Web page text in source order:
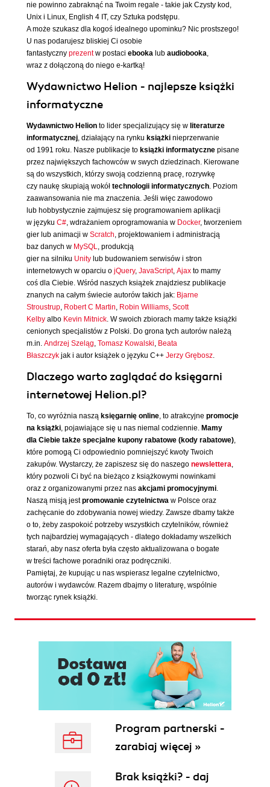
nie powinno zabraknąć na Twoim regale - takie jak Czysty kod,
Unix i Linux, English 4 IT, czy Sztuka podstępu.
A może szukasz dla kogoś idealnego upominku? Nic prostszego!
U nas podarujesz bliskiej Ci osobie
fantastyczny prezentw postaci ebooka lub audiobooka,
wraz z dołączoną do niego e-kartką!
Wydawnictwo Helion - najlepsze książki
informatyczne
Wydawnictwo Helion to lider specjalizujący się w literaturze
informatycznej, działający na rynku książki nieprzerwanie
od 1991 roku. Nasze publikacje to książki informatyczne pisane
przez największych fachowców w swych dziedzinach. Kierowane
są do wszystkich, którzy swoją codzienną pracę, rozrywkę
czy naukę skupiają wokół technologii informatycznych. Poziom
zaawansowania nie ma znaczenia. Jeśli więc zawodowo
lub hobbystycznie zajmujesz się programowaniem aplikacji
w języku C#, wdrażaniem oprogramowania w Docker, tworzeniem
gier lub animacji w Scratch, projektowaniem i administracją
baz danych w MySQL, produkcją
gier na silniku Unity lub budowaniem serwisów i stron
internetowych w oparciu o jQuery, JavaScript, Ajax to mamy
coś dla Ciebie. Wśród naszych książek znajdziesz publikacje
znanych na całym świecie autorów takich jak: Bjarne
Stroustrup, Robert C Martin, Robin Williams, Scott
Kelby albo Kevin Mitnick. W swoich zbiorach mamy także książki
cenionych specjalistów z Polski. Do grona tych autorów należą
m.in. Andrzej Szeląg, Tomasz Kowalski, Beata
Błaszczyk jak i autor książek o języku C++ Jerzy Grębosz.
Dlaczego warto zaglądać do księgarni
internetowej Helion.pl?
To, co wyróżnia naszą księgarnię online, to atrakcyjne promocje
na książki, pojawiające się u nas niemal codziennie. Mamy
dla Ciebie także specjalne kupony rabatowe (kody rabatowe),
które pomogą Ci odpowiednio pomniejszyć kwoty Twoich
zakupów. Wystarczy, że zapiszesz się do naszego newslettera,
który pozwoli Ci być na bieżąco z książkowymi nowinkami
oraz z organizowanymi przez nas akcjami promocyjnymi.
Naszą misją jestpromowanie czytelnictwa w Polsce oraz
zachęcanie do zdobywania nowej wiedzy. Zawsze dbamy także
o to, żeby zaspokoić potrzeby wszystkich czytelników, również
tych najbardziej wymagających - dlatego dokładamy wszelkich
starań, aby nasz oferta była często aktualizowana o bogate
w treści fachowe poradniki oraz podręczniki.
Pamiętaj, że kupując u nas wspierasz legalne czytelnictwo,
autorów i wydawców. Razem dbajmy o literaturę, wspólnie
tworząc rynek książki.
Program partnerski -
zarabiaj więcej »
Brak książki? - daj